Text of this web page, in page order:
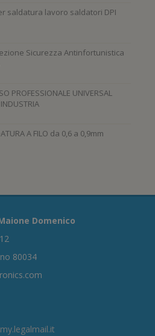
saldatura lavoro saldatori DPI
Sicurezza Antinfortunistica
PROFESSIONALE UNIVERSAL
A FILO da 0,6 a 0,9mm
Domenico
80034